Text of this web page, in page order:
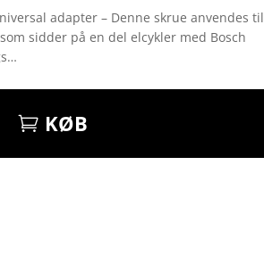
adapter – Denne skrue anvendes til
sidder på en del elcykler med Bosch
KØB